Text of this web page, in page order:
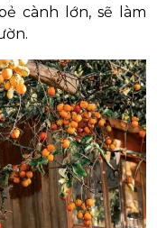
cành lớn, sẽ làm